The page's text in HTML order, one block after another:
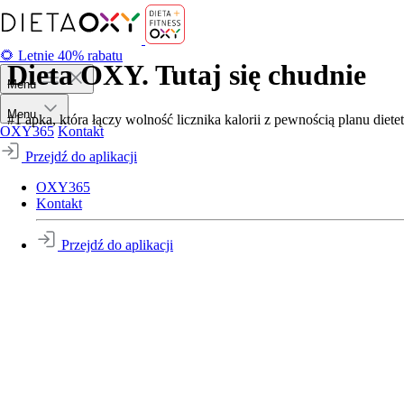
🌻 Letnie 40% rabatu
Menu
Menu
OXY365 Kontakt
Przejdź do aplikacji
OXY365
Kontakt
Przejdź do aplikacji
Dieta OXY. Tutaj się chudnie
#1 apka, która łączy wolność licznika kalorii z pewnością planu